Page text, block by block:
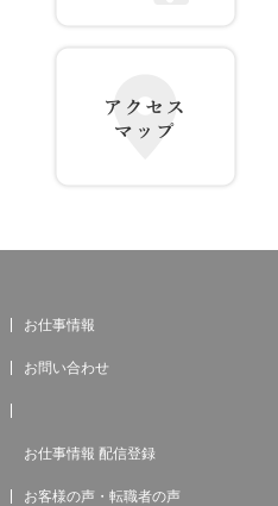
お仕事情報
お問い合わせ
お仕事情報 配信登録
お客様の声・転職者の声